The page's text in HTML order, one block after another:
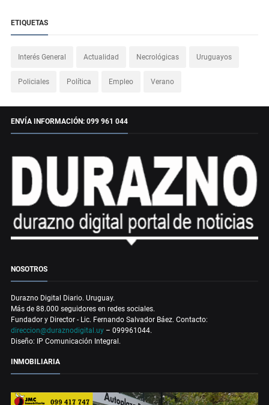
ETIQUETAS
Interés General Actualidad Necrológicas Uruguayos
Policiales Política Empleo Verano
ENVÍA INFORMACIÓN: 099 961 044
NOSOTROS
Durazno Digital Diario. Uruguay.
Más de 88.000 seguidores en redes sociales.
Fundador y Director - Lic. Fernando Salvador Báez. Contacto:
direccion@duraznodigital.uy – 099961044.
Diseño: IP Comunicación Integral.
INMOBILIARIA